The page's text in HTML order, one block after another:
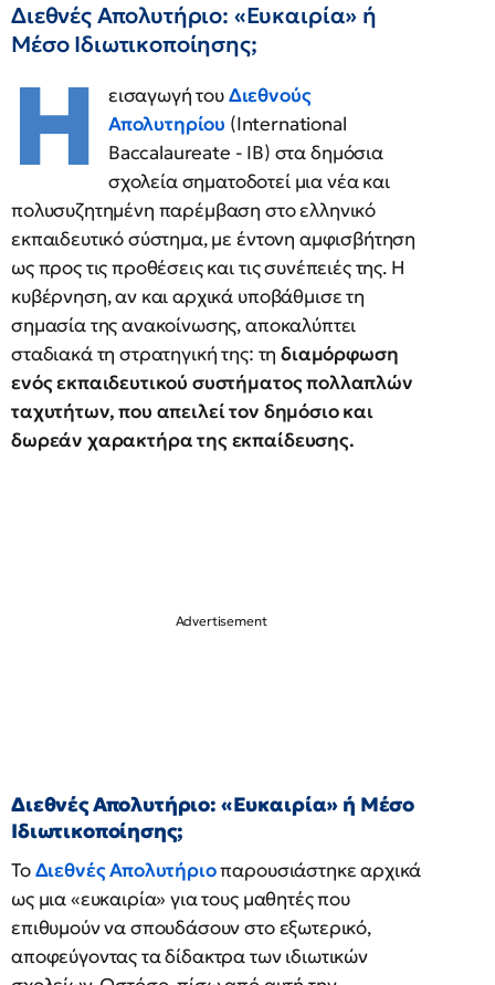
Διεθνές Απολυτήριο: «Ευκαιρία» ή
Μέσο Ιδιωτικοποίησης;
Η εισαγωγή τουΔιεθνούς
Απολυτηρίου (International
Baccalaureate - IB) στα δημόσια
σχολεία σηματοδοτεί μια νέα και
πολυσυζητημένη παρέμβαση στο ελληνικό
εκπαιδευτικό σύστημα, με έντονη αμφισβήτηση
ως προς τις προθέσεις και τις συνέπειές της. Η
κυβέρνηση, αν και αρχικά υποβάθμισε τη
σημασία της ανακοίνωσης, αποκαλύπτει
σταδιακά τη στρατηγική της: τηδιαμόρφωση
ενός εκπαιδευτικού συστήματος πολλαπλών
ταχυτήτων, που απειλεί τον δημόσιο και
δωρεάν χαρακτήρα της εκπαίδευσης.
Διεθνές Απολυτήριο: «Ευκαιρία» ή Μέσο
Ιδιωτικοποίησης;
ΤοΔιεθνές Απολυτήριοπαρουσιάστηκε αρχικά
ως μια «ευκαιρία» για τους μαθητές που
επιθυμούν να σπουδάσουν στο εξωτερικό,
αποφεύγοντας τα δίδακτρα των ιδιωτικών